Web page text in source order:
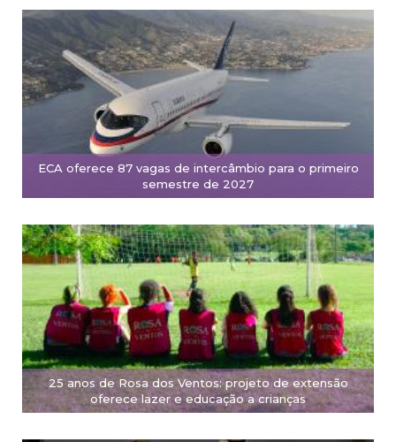
ECA oferece 87 vagas de intercâmbio para o primeiro
semestre de 2027
25 anos de Rosa dos Ventos: projeto de extensão
oferece lazer e educação a crianças